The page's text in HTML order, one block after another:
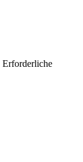
Erforderliche